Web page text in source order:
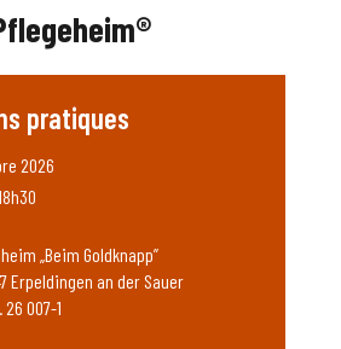
pratiques
2026
„Beim Goldknapp”
Erpeldingen an der Sauer
007-1